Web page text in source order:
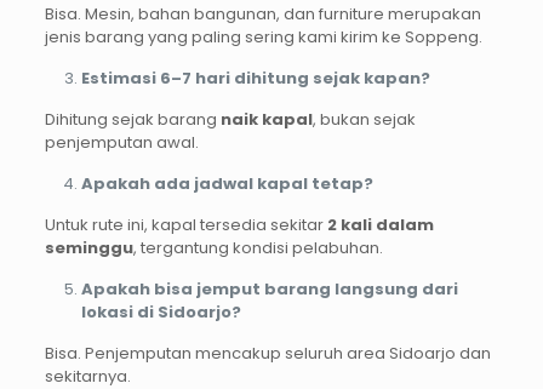
Bisa. Mesin, bahan bangunan, dan furniture merupakan
jenis barang yang paling sering kami kirim ke Soppeng.
Estimasi 6–7 hari dihitung sejak kapan?
Dihitung sejak barang naik kapal, bukan sejak
penjemputan awal.
Apakah ada jadwal kapal tetap?
Untuk rute ini, kapal tersedia sekitar 2 kali dalam
seminggu, tergantung kondisi pelabuhan.
Apakah bisa jemput barang langsung dari
lokasi di Sidoarjo?
Bisa. Penjemputan mencakup seluruh area Sidoarjo dan
sekitarnya.